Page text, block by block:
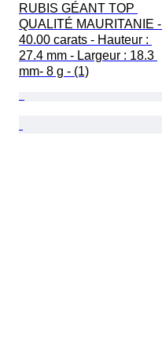
RUBIS GÉANT TOP
QUALITÉ MAURITANIE -
40.00 carats - Hauteur :
27.4 mm - Largeur : 18.3
mm- 8 g - (1)